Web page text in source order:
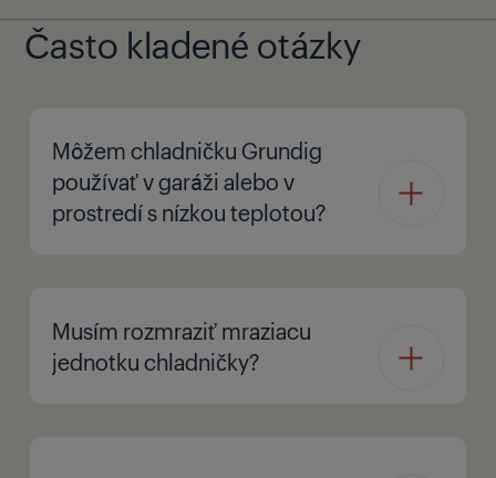
Často kladené otázky
Môžem chladničku Grundig
používať v garáži alebo v
prostredí s nízkou teplotou?
Musím rozmraziť mraziacu
jednotku chladničky?